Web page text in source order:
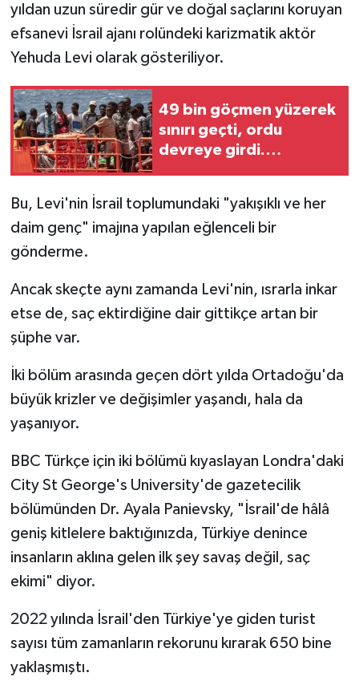
yıldan uzun süredir gür ve doğal saçlarını koruyan
efsanevi İsrail ajanı rolündeki karizmatik aktör
Yehuda Levi olarak gösteriliyor.
49 bin göçmen yüzerek
sınırı geçti, ordu
devreye girdi.
Bu, Levi'nin İsrail toplumundaki "yakışıklı ve her
daim genç" imajına yapılan eğlenceli bir
gönderme.
Ancak skeçte aynı zamanda Levi'nin, ısrarla inkar
etse de, saç ektirdiğine dair gittikçe artan bir
şüphe var.
İki bölüm arasında geçen dört yılda Ortadoğu'da
büyük krizler ve değişimler yaşandı, hala da
yaşanıyor.
BBC Türkçe için iki bölümü kıyaslayan Londra'daki
City St George's University'de gazetecilik
bölümünden Dr. Ayala Panievsky, "İsrail'de hâlâ
geniş kitlelere baktığınızda, Türkiye denince
insanların aklına gelen ilk şey savaş değil, saç
ekimi" diyor.
2022 yılında İsrail'den Türkiye'ye giden turist
sayısı tüm zamanların rekorunu kırarak 650 bine
yaklaşmıştı.